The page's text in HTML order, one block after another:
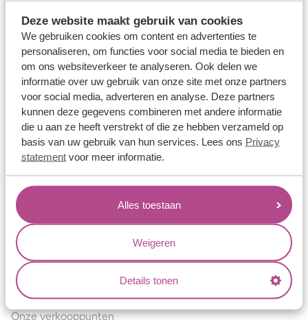
Deze website maakt gebruik van cookies
We gebruiken cookies om content en advertenties te
personaliseren, om functies voor social media te bieden en
om ons websiteverkeer te analyseren. Ook delen we
informatie over uw gebruik van onze site met onze partners
voor social media, adverteren en analyse. Deze partners
kunnen deze gegevens combineren met andere informatie
die u aan ze heeft verstrekt of die ze hebben verzameld op
basis van uw gebruik van hun services. Lees ons Privacy
statementvoor meer informatie.
Alles toestaan
Weigeren
Details tonen
Verlovingsringen
Vriendschapsringen
Over ons
Aller Spanninga
Historie
Certificaten
Blogs
Jouw voordelen
Conflictvrije Materialen
Oneindig veel mogelijkheden
Kwaliteit
Juweliers & Contact
Onze verkooppunten